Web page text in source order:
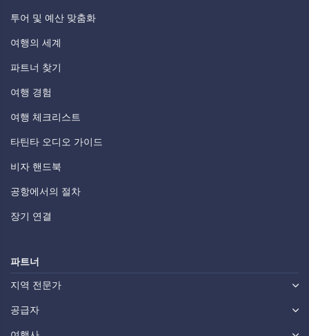
투어 및 예산 맞춤화
여행의 세계
파트너 찾기
여행 경험
여행 체크리스트
타틴타 오디오 가이드
비자 핸드북
공항에서의 절차
장기 연결
파트너
지역 전문가
공급자